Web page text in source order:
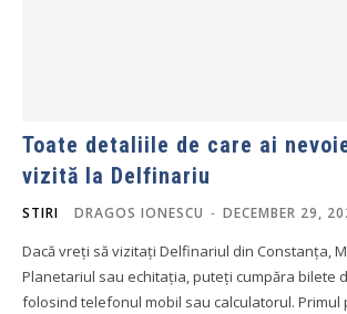
Toate detaliile de care ai
vizită la Delfinariu
STIRI DRAGOS IONESCU - DECEMBER 29,
Dacă vreți să vizitați Delfinariul din Constanța,
Planetariul sau echitația, puteți cumpăra bilete
folosind telefonul mobil sau calculatorul. Primul